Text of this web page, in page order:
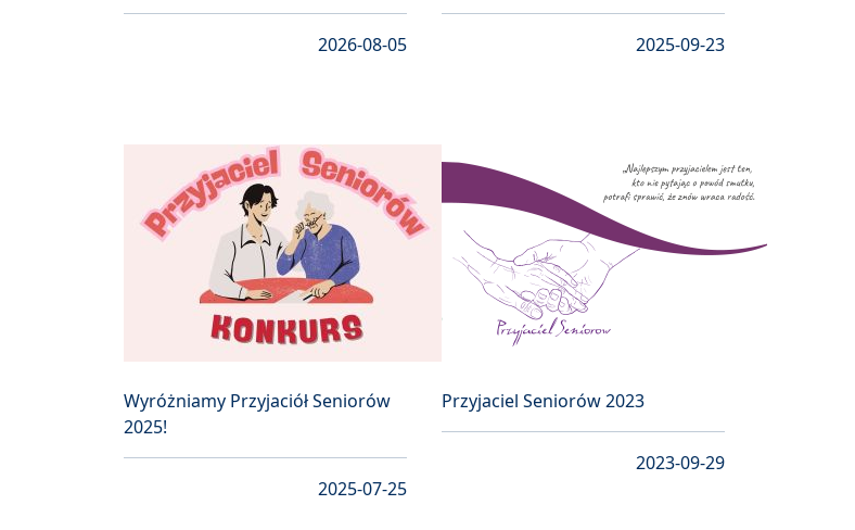
2026-08-05 2025-09-23
Wyróżniamy Przyjaciół Seniorów
2025!
2025-07-25
Przyjaciel Seniorów 2023
2023-09-29